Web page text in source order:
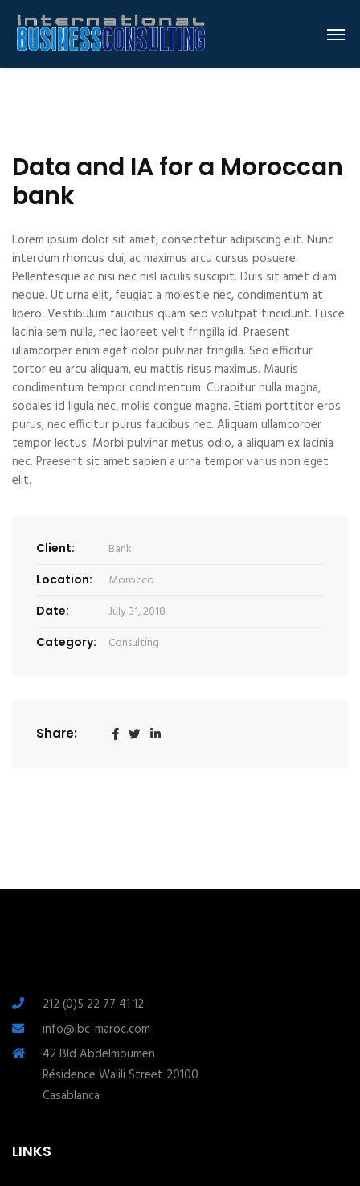
Data and IA for a Moroccan
bank
Lorem ipsum dolor sit amet, consectetur adipiscing elit. Nunc
interdum rhoncus dui, ac maximus arcu cursus posuere.
Pellentesque ac nisi nec nisl iaculis suscipit. Duis sit amet diam
neque. Ut urna elit, feugiat a molestie nec, condimentum at
libero. Vestibulum faucibus quam sed volutpat tincidunt. Fusce
lacinia sem nulla, nec laoreet velit fringilla id. Praesent
ullamcorper enim eget dolor pulvinar fringilla. Sed efficitur
tortor eu arcu aliquam, eu mattis risus maximus. Mauris
condimentum tempor condimentum. Curabitur nulla magna,
sodales id ligula nec, mollis congue magna. Etiam porttitor eros
purus, nec efficitur purus faucibus nec. Aliquam ullamcorper
tempor lectus. Morbi pulvinar metus odio, a aliquam ex lacinia
nec. Praesent sit amet sapien a urna tempor varius non eget
elit.
Client: Bank
Location: Morocco
Date: July 31, 2018
Category: Consulting
Share:
212 (0)5 22 77 41 12
info@ibc-maroc.com
42 Bld Abdelmoumen
Résidence Walili Street 20100
Casablanca
LINKS